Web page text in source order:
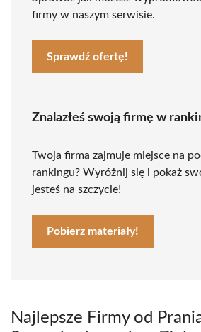
firmy w naszym serwisie.
Sprawdź ofertę!
Znalazłeś swoją firmę w
Twoja firma zajmuje miejsce na
rankingu? Wyróżnij się i pokaż
jesteś na szczycie!
Pobierz materiały!
Najlepsze Firmy od